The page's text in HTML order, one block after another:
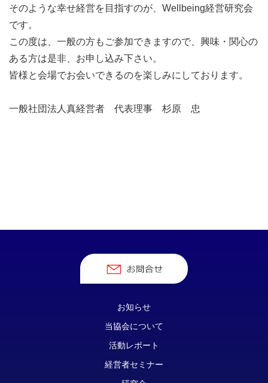
そのような幸せ経営を目指すのが、Wellbeing経営研究会
です。
この度は、一般の方もご参加できますので、興味・関心の
ある方は是非、お申し込み下さい。
皆様と会場でお会いできるのを楽しみにしております。
一般社団法人真経営者 代表理事 杉原 忠
お知らせ
当協会について
活動レポート
経営者セミナー